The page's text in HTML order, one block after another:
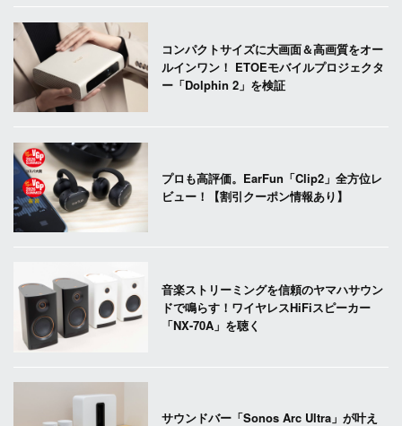
コンパクトサイズに大画面＆高画質をオー
ルインワン！ ETOEモバイルプロジェクタ
ー「Dolphin 2」を検証
プロも高評価。EarFun「Clip2」全方位レ
ビュー！【割引クーポン情報あり】
音楽ストリーミングを信頼のヤマハサウン
ドで鳴らす！ワイヤレスHiFiスピーカー
「NX-70A」を聴く
サウンドバー「Sonos Arc Ultra」が叶え